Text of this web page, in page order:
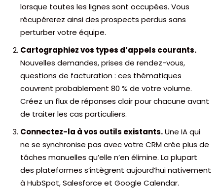
lorsque toutes les lignes sont occupées. Vous
récupérerez ainsi des prospects perdus sans
perturber votre équipe.
Cartographiez vos types d’appels courants.
Nouvelles demandes, prises de rendez-vous,
questions de facturation : ces thématiques
couvrent probablement 80 % de votre volume.
Créez un flux de réponses clair pour chacune avant
de traiter les cas particuliers.
Connectez-la à vos outils existants.Une IA qui
ne se synchronise pas avec votre CRM crée plus de
tâches manuelles qu’elle n’en élimine. La plupart
des plateformes s’intègrent aujourd’hui nativement
à HubSpot, Salesforce et Google Calendar.